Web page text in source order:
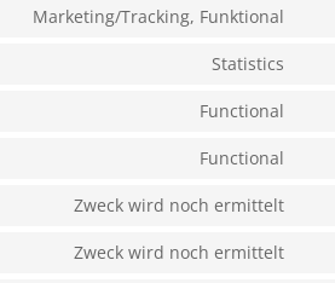
Marketing/Tracking, Funktional
Statistics
Functional
Functional
Zweck wird noch ermittelt
Zweck wird noch ermittelt